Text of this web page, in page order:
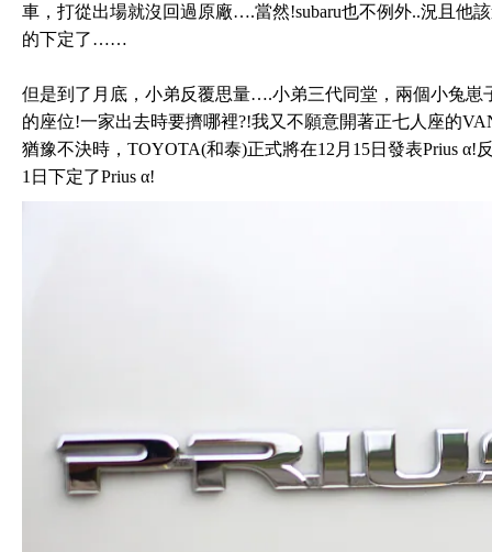
車，打從出場就沒回過原廠….當然!subaru也不例外..況且他
的下定了……
但是到了月底，小弟反覆思量….小弟三代同堂，兩個小兔崽
的座位!一家出去時要擠哪裡?!我又不願意開著正七人座的
猶豫不決時，TOYOTA(和泰)正式將在12月15日發表Prius α!
1日下定了Prius α!